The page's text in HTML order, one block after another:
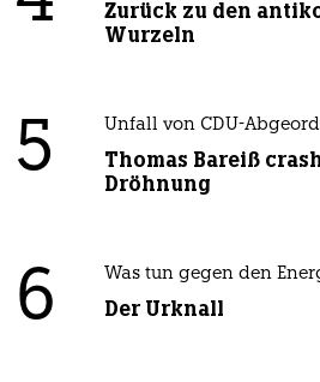
Zurück zu den
Wurzeln
5 Unfall von CDU-
Thomas Bareiß
Dröhnung
6 Was tun gegen den
Der Urknall